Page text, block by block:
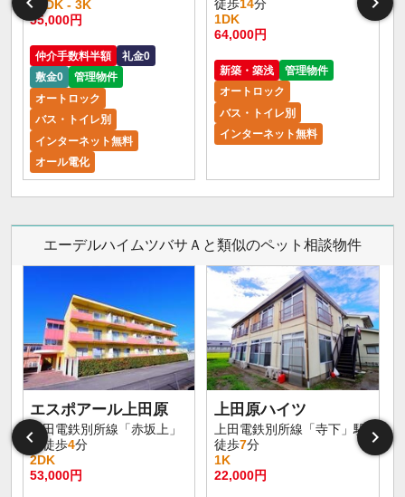
2LDK - 3K
55,000円
仲介手数料半額
礼金0
敷金0
管理物件
オートロック
バス・トイレ別
インターネット無料
オール電化
徒歩14分
1DK
64,000円
新築・築浅
管理物件
オートロック
バス・トイレ別
インターネット無料
エーデルハイムツバサＡと類似のペット相談物件
エスポアール上田原
上田電鉄別所線「赤坂上」
駅徒歩4分
2DK
53,000円
上田原ハイツ
上田電鉄別所線「寺下」駅
徒歩7分
1K
22,000円